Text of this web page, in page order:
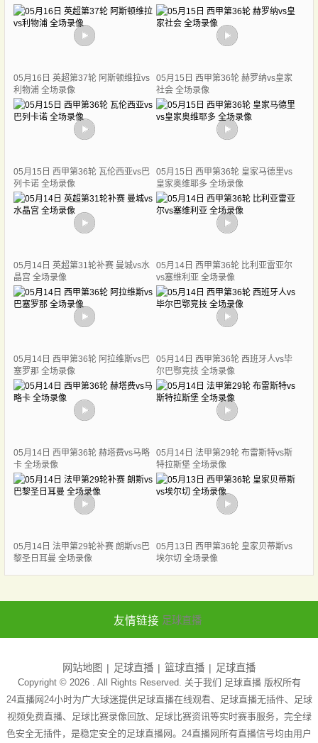
05月16日 英超第37轮 阿斯顿维拉vs
利物浦 全场录像
05月15日 西甲第36轮 赫罗纳vs皇家
社会 全场录像
05月15日 西甲第36轮 瓦伦西亚vs巴
列卡诺 全场录像
05月15日 西甲第36轮 皇家马德里vs
皇家奥维耶多 全场录像
05月14日 英超第31轮补赛 曼城vs水
晶宫 全场录像
05月14日 西甲第36轮 比利亚雷亚尔
vs塞维利亚 全场录像
05月14日 西甲第36轮 阿拉维斯vs巴
塞罗那 全场录像
05月14日 西甲第36轮 西班牙人vs毕
尔巴鄂竞技 全场录像
05月14日 西甲第36轮 赫塔费vs马略
卡 全场录像
05月14日 法甲第29轮 布雷斯特vs斯
特拉斯堡 全场录像
05月14日 法甲第29轮补赛 朗斯vs巴
黎圣日耳曼 全场录像
05月13日 西甲第36轮 皇家贝蒂斯vs
埃尔切 全场录像
友情链接 足球直播
网站地图 足球直播 篮球直播 足球直播
Copyright © 2026 . All Rights Reserved. 关于我们 足球直播版权所有
24直播网24小时为广大球迷提供足球直播在线观看、足球直播无插件、足球
视频免费直播、足球比赛录像回放、足球比赛资讯等实时赛事服务，完全绿
色安全无插件，是稳定安全的足球直播网。24直播网所有直播信号均由用户